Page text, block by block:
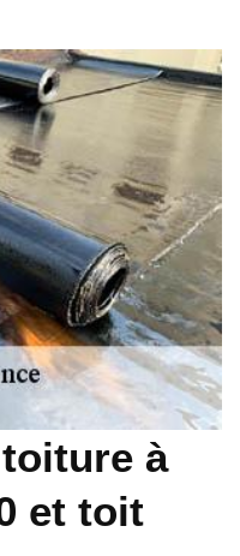
à
et toit